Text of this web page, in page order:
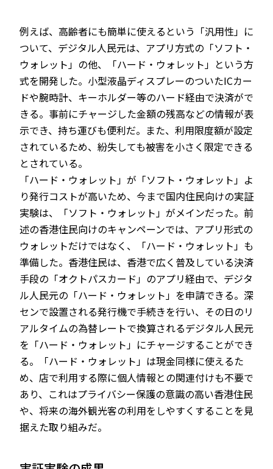
例えば、高齢者にも簡単に使えるという「汎用性」に
ついて、デジタル人民元は、アプリ方式の「ソフト・
ウォレット」の他、「ハード・ウォレット」という方
式を開発した。小型液晶ディスプレーのついたICカー
ドや腕時計、キーホルダー等のハード経由で決済がで
きる。事前にチャージした金額の残高などの情報が表
示でき、持ち運びも便利だ。また、利用限度額が設定
されているため、紛失しても被害を小さく限定できる
とされている。
「ハード・ウォレット」が「ソフト・ウォレット」よ
り発行コストが高いため、今まで国内住民向けの実証
実験は、「ソフト・ウォレット」がメインだった。前
述の香港住民向けのキャンペーンでは、アプリ形式の
ウォレットだけではなく、「ハード・ウォレット」も
準備した。香港住民は、香港で広く普及している決済
手段の「オクトパスカード」のアプリ経由で、デジタ
ル人民元の「ハード・ウォレット」を申請できる。深
センで設置される発行機で手続きを行い、その日のリ
アルタイムの為替レートで換算されるデジタル人民元
を「ハード・ウォレット」にチャージすることができ
る。「ハード・ウォレット」は現金同様に使えるた
め、店で利用する際に個人情報との関連付けも不要で
あり、これはプライバシー保護の意識の高い香港住民
や、将来の海外観光客の利用をしやすくすることを見
据えた取り組みだ。